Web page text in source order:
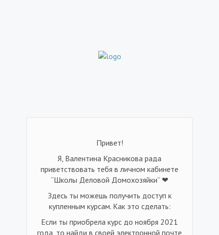
Привет!
Я, Валентина Красникова рада
приветствовать тебя в личном кабинете
“Школы Деловой Домохозяйки” ❤
Здесь ты можешь получить доступ к
купленным курсам. Как это сделать:
Если ты приобрела курс до ноября 2021
года, то найди в своей электронной почте